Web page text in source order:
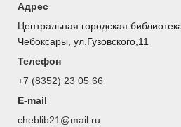
Адрес
Центральная городская
Чебоксары, ул.Гузовского,11
Телефон
+7 (8352) 23 05 66
E-mail
cheblib21@mail.ru